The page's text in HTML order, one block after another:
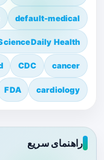
default-medical
Health
cancer
CDC
cardiology
FDA
راهنمای سریع